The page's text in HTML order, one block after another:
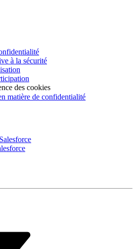
à la sécurité
des cookies
matière de confidentialité